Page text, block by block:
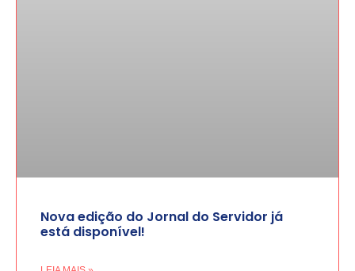
Nova edição do Jornal do Servidor já
está disponível!